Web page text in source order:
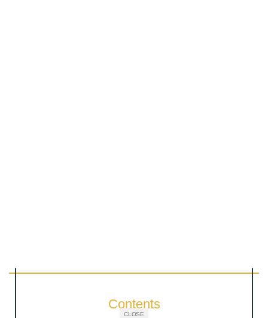
CLOSE
Contents